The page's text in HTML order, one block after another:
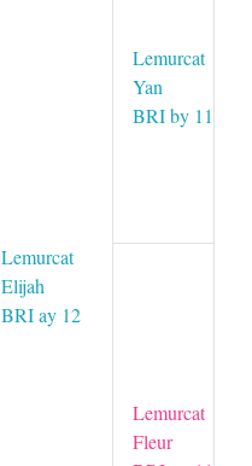
Lemurcat
Elijah
BRI ay 12
Lemurcat
Yan
BRI by 11
Lemurcat
Fleur